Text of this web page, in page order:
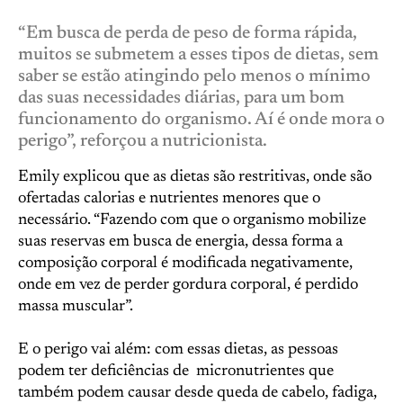
“Em busca de perda de peso de forma rápida,
muitos se submetem a esses tipos de dietas, sem
saber se estão atingindo pelo menos o mínimo
das suas necessidades diárias, para um bom
funcionamento do organismo. Aí é onde mora o
perigo”, reforçou a nutricionista.
Emily explicou que as dietas são restritivas, onde são
ofertadas calorias e nutrientes menores que o
necessário. “Fazendo com que o organismo mobilize
suas reservas em busca de energia, dessa forma a
composição corporal é modificada negativamente,
onde em vez de perder gordura corporal, é perdido
massa muscular”.
E o perigo vai além: com essas dietas, as pessoas
podem ter deficiências de micronutrientes que
também podem causar desde queda de cabelo, fadiga,